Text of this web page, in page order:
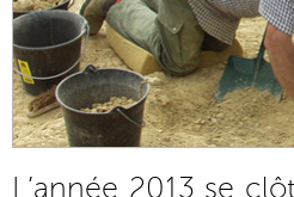
L’année 2013 se